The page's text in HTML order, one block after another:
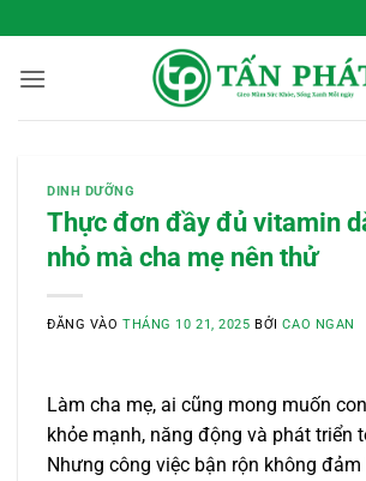
qua
nội
DINH DƯỠNG
Thực đơn đầy đủ vitamin
nhỏ mà cha mẹ nên thử
ĐĂNG VÀOTHÁNG 10 21, 2025 BỞICAO NGAN
Làm cha mẹ, ai cũng mong muốn
khỏe mạnh, năng động và phát triển
Nhưng công việc bận rộn không